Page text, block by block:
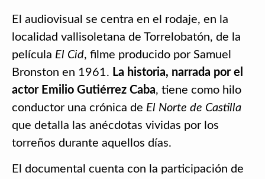
El audiovisual se centra en el rodaje, en la
localidad vallisoletana de Torrelobatón, de la
película El Cid, filme producido por Samuel
Bronston en 1961. La historia, narrada por el
actor Emilio Gutiérrez Caba, tiene como hilo
conductor una crónica de El Norte de Castilla
que detalla las anécdotas vividas por los
torreños durante aquellos días.
El documental cuenta con la participación de